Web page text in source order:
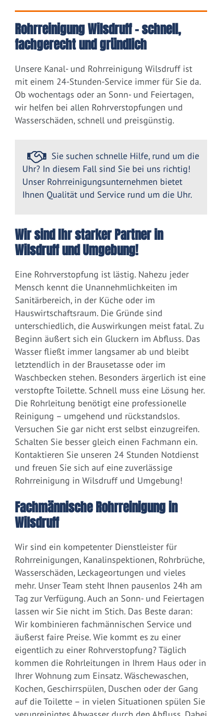
Rohrreinigung Wilsdruff – schnell,
fachgerecht und gründlich
Unsere Kanal- und Rohrreinigung Wilsdruff ist
mit einem 24-Stunden-Service immer für Sie da.
Ob wochentags oder an Sonn- und Feiertagen,
wir helfen bei allen Rohrverstopfungen und
Wasserschäden, schnell und preisgünstig.
Sie suchen schnelle Hilfe, rund um die
Uhr? In diesem Fall sind Sie bei uns richtig!
Unser Rohrreinigungsunternehmen bietet
Ihnen Qualität und Service rund um die Uhr.
Wir sind Ihr starker Partner in
Wilsdruff und Umgebung!
Eine Rohrverstopfung ist lästig. Nahezu jeder
Mensch kennt die Unannehmlichkeiten im
Sanitärbereich, in der Küche oder im
Hauswirtschaftsraum. Die Gründe sind
unterschiedlich, die Auswirkungen meist fatal. Zu
Beginn äußert sich ein Gluckern im Abfluss. Das
Wasser fließt immer langsamer ab und bleibt
letztendlich in der Brausetasse oder im
Waschbecken stehen. Besonders ärgerlich ist eine
verstopfte Toilette. Schnell muss eine Lösung her.
Die Rohrleitung benötigt eine professionelle
Reinigung – umgehend und rückstandslos.
Versuchen Sie gar nicht erst selbst einzugreifen.
Schalten Sie besser gleich einen Fachmann ein.
Kontaktieren Sie unseren 24 Stunden Notdienst
und freuen Sie sich auf eine zuverlässige
Rohrreinigung in Wilsdruff und Umgebung!
Fachmännische Rohrreinigung in
Wilsdruff
Wir sind ein kompetenter Dienstleister für
Rohrreinigungen, Kanalinspektionen, Rohrbrüche,
Wasserschäden, Leckageortungen und vieles
mehr. Unser Team steht Ihnen pausenlos 24h am
Tag zur Verfügung. Auch an Sonn- und Feiertagen
lassen wir Sie nicht im Stich. Das Beste daran:
Wir kombinieren fachmännischen Service und
äußerst faire Preise. Wie kommt es zu einer
eigentlich zu einer Rohrverstopfung? Täglich
kommen die Rohrleitungen in Ihrem Haus oder in
Ihrer Wohnung zum Einsatz. Wäschewaschen,
Kochen, Geschirrspülen, Duschen oder der Gang
auf die Toilette – in vielen Situationen spülen Sie